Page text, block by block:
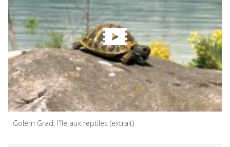
Golem Grad, l'île aux reptiles (extrait)